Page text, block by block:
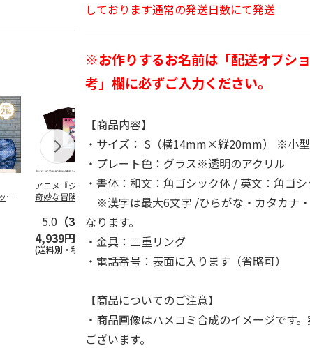
アニメ『ジョジョの
奇妙な冒険 黄金の
…
5.0 （3）
4,939円
(送料別・税込)
コジコジ／ショルダ
ー付きバッグ
1,760円
(送料別・税込)
POSTIES オリジナ
ルTシャツ Sサイズ
しております通常の発送日数にて発送
※お作りするお名前は「配送オプシ
考」欄に必ずご入力ください。
【商品内容】
・サイズ： S（横14mm×縦20mm） ※小
・プレート色：グラス※透明のアクリル
・書体：和文：角ゴシック体 / 英文：角ゴ
※漢字は最大6文字 /ひらがな・カタカナ
なります。
・金具：二重リング
・電話番号：表面に入ります（省略可）
【商品についてのご注意】
・商品画像はハメコミ合成のイメージです
ございます。